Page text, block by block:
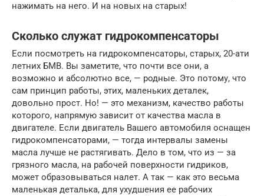
нажимать на него. И на новых на старых!
Сколько служат гидрокомпенсаторы
Если посмотреть на гидрокомпенсаторы, старых, 20-ати
летних БМВ. Вы заметите, что почти все они, а
возможно и абсолютно все, — родные. Это потому, что
сам принцип работы, этих, маленьких деталек,
довольно прост. Но! — это механизм, качество работы
которого, напрямую зависит от качества масла в
двигателе. Если двигатель Вашего автомобиля оснащен
гидрокомпенсаторами, — тогда интервалы замены
масла лучше не растягивать. Дело в том, что из — за
грязного масла, на рабочей поверхности гидриков,
может образовываться налет. А так — как это весьма
маленькая деталька, для ухудшения ее рабочих